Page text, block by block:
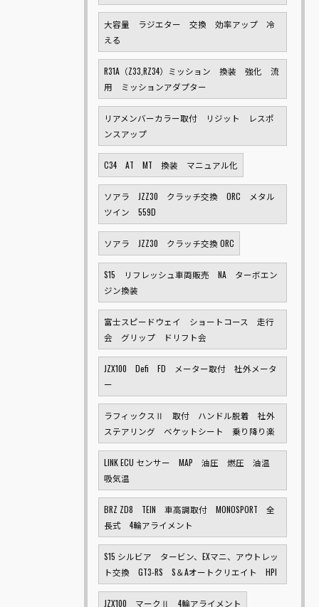
大容量 ラジエター 交換 効率アップ 冷
える
R31A（Z33,RZ34）ミッション 換装 強化 流
用 ミッションアダプター
リアメンバーカラー取付 リジット レスポ
ンスアップ
C34 AT MT 換装 マニュアル化
ソアラ JZZ30 クラッチ交換 ORC メタル
ツイン 559D
ソアラ JZZ30 クラッチ交換 ORC
S15 リフレッシュ車両販売 NA ターボエン
ジン換装
富士スピードウェイ ショートコース 走行
会 グリップ ドリフト会
JZX100 Defi FD メーター取付 社外メータ
ー
ラフィックスⅡ 取付 ハンドル脱着 社外
ステアリング ベケットシート 乗り降り楽
LINK ECU センサー MAP 油圧 燃圧 油温
吸気温
BRZ ZD8 TEIN 車高調取付 MONOSPORT 全
長式 4輪アライメント
S15 シルビア タービン、EXマニ、アウトレッ
ト交換 GT3-RS S＆Aオートクリエイト HPI
JZX100 マークⅡ 4輪アライメント